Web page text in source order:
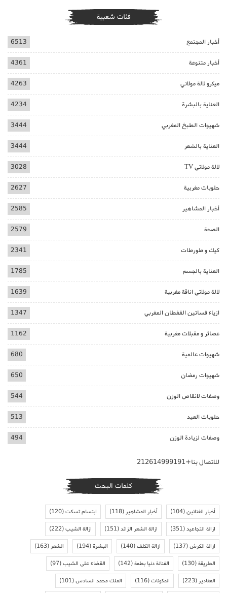
فئات شعبية
أخبار المجتمع 6513
أخبار متنوعة 4361
ميكرو لالة مولاتي 4263
العناية بالبشرة 4234
شهيوات الطبخ المغربي 3444
العناية بالشعر 3444
لالة مولاتي TV 3028
حلويات مغربية 2627
أخبار المشاهير 2585
الصحة 2579
كيك و طورطات 2341
العناية بالجسم 1785
لالة مولاتي اناقة مغربية 1639
ازياء فساتين القفطان المغربي 1347
عصائر و مقبلات مغربية 1162
شهيوات عالمية 680
شهيوات رمضان 650
وصفات لانقاص الوزن 544
حلويات العيد 513
وصفات لزيادة الوزن 494
للاتصال بنا+212614999191
كلمات البحث
أخبار الفنانين(104) أخبار المشاهير(118) ابتسام تسكت(120)
ازالة التجاعيد(351) ازالة الشعر الزائد(151) ازالة الشيب(222)
ازالة الكرش(137) ازالة الكلف(140) البشرة(194) الشعر(163)
الطريقة(130) الفنانة دنيا بطمة(142) القضاء على الشيب(97)
المقادير(223) المكونات(116) الملك محمد السادس(101)